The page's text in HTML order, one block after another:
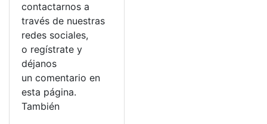
contactarnos a
través de nuestras
redes sociales,
o regístrate y
déjanos
un comentario en
esta página.
También